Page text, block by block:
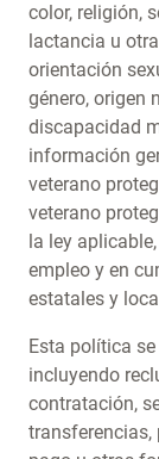
color, religión,
lactancia u
orientación
género, origen
discapacidad
información
veterano
veterano
la ley
empleo y en
estatales y
Esta política
incluyendo
contratación,
transferencias,